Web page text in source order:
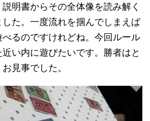
明書からその全体像を読み解く
た。一度流れを掴んでしまえば
るのですけれどね。今回ルール
い内に遊びたいです。勝者はと
見事でした。